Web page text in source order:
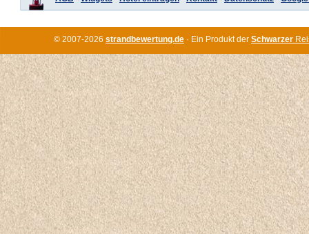
© 2007-2026 strandbewertung.de · Ein Produkt der Schwarzer